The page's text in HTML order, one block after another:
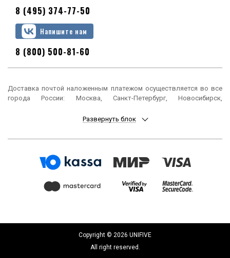
8 (495) 374-77-50
Напишите нам
8 (800) 500-81-60
Доставка почтой наложенным платежом осуществляется во все
города России: Москва, Санкт-Петербург, Новосибирск,
Ростов-на-Дону, Уфа, Красноярск, Пермь, Воронеж, Волгоград,
Ульяновск, Иркутск, Хабаровск, Ярославль, Владивосток, Томск,
Челны, Пенза, Липецк, Киров, Чебоксары, Тула, Калининград,
Балашиха, Курск, Ставрополь, Улан-Удэ, Тверь, Магнитогорск,
Архангельск, Чита, Калуга, Симферополь, Смоленск, Волжский,
Комсомольск-на-Амуре, Химки, Сыктывкар, Нижнекамск, Шахты,
Дзержинск, Братск, Орск, Ангарск, Энгельс, Благовещенск, Старый
Оскол, Великий Новгород, Королёв, Псков, Мытищи, Бийск,
Развернуть блок
Copyright © 2026 UNIFIVE
All right reserved.